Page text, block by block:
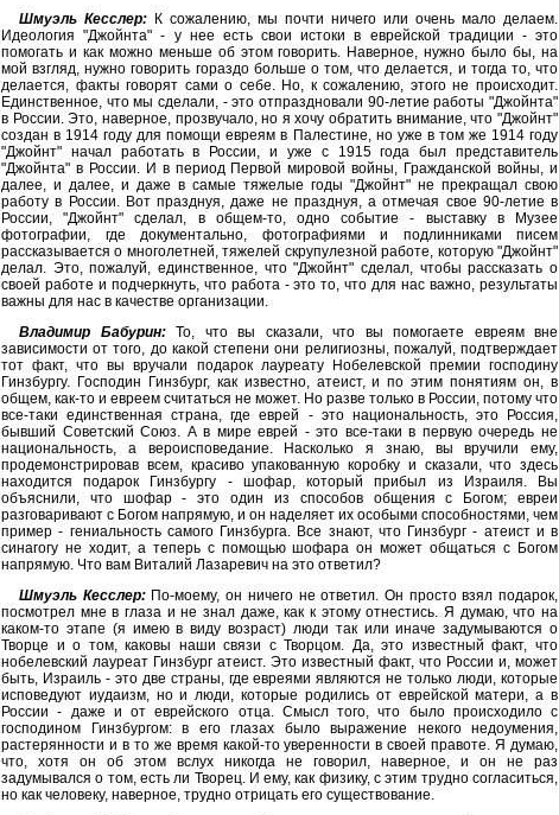
Шмуэль Кесслер: К сожалению, мы почти ничего или очень мало делаем.
Идеология "Джойнта" - у нее есть свои истоки в еврейской традиции - это
помогать и как можно меньше об этом говорить. Наверное, нужно было бы, на
мой взгляд, нужно говорить гораздо больше о том, что делается, и тогда то, что
делается, факты говорят сами о себе. Но, к сожалению, этого не происходит.
Единственное, что мы сделали, - это отпраздновали 90-летие работы "Джойнта"
в России. Это, наверное, прозвучало, но я хочу обратить внимание, что "Джойнт"
создан в 1914 году для помощи евреям в Палестине, но уже в том же 1914 году
"Джойнт" начал работать в России, и уже с 1915 года был представитель
"Джойнта" в России. И в период Первой мировой войны, Гражданской войны, и
далее, и далее, и даже в самые тяжелые годы "Джойнт" не прекращал свою
работу в России. Вот празднуя, даже не празднуя, а отмечая свое 90-летие в
России, "Джойнт" сделал, в общем-то, одно событие - выставку в Музее
фотографии, где документально, фотографиями и подлинниками писем
рассказывается о многолетней, тяжелей скрупулезной работе, которую "Джойнт"
делал. Это, пожалуй, единственное, что "Джойнт" сделал, чтобы рассказать о
своей работе и подчеркнуть, что работа - это то, что для нас важно, результаты
важны для нас в качестве организации.
Владимир Бабурин:То, что вы сказали, что вы помогаете евреям вне
зависимости от того, до какой степени они религиозны, пожалуй, подтверждает
тот факт, что вы вручали подарок лауреату Нобелевской премии господину
Гинзбургу. Господин Гинзбург, как известно, атеист, и по этим понятиям он, в
общем, как-то и евреем считаться не может. Но разве только в России, потому что
все-таки единственная страна, где еврей - это национальность, это Россия,
бывший Советский Союз. А в мире еврей - это все-таки в первую очередь не
национальность, а вероисповедание. Насколько я знаю, вы вручили ему,
продемонстрировав всем, красиво упакованную коробку и сказали, что здесь
находится подарок Гинзбургу - шофар, который прибыл из Израиля. Вы
объяснили, что шофар - это один из способов общения с Богом; евреи
разговаривают с Богом напрямую, и он наделяет их особыми способностями, чем
пример - гениальность самого Гинзбурга. Все знают, что Гинзбург - атеист и в
синагогу не ходит, а теперь с помощью шофара он может общаться с Богом
напрямую. Что вам Виталий Лазаревич на это ответил?
Шмуэль Кесслер:По-моему, он ничего не ответил. Он просто взял подарок,
посмотрел мне в глаза и не знал даже, как к этому отнестись. Я думаю, что на
каком-то этапе (я имею в виду возраст) люди так или иначе задумываются о
Творце и о том, каковы наши связи с Творцом. Да, это известный факт, что
нобелевский лауреат Гинзбург атеист. Это известный факт, что России и, может
быть, Израиль - это две страны, где евреями являются не только люди, которые
исповедуют иудаизм, но и люди, которые родились от еврейской матери, а в
России - даже и от еврейского отца. Смысл того, что было происходило с
господином Гинзбургом: в его глазах было выражение некого недоумения,
растерянности и в то же время какой-то уверенности в своей правоте. Я думаю,
что, хотя он об этом вслух никогда не говорил, наверное, и он не раз
задумывался о том, есть ли Творец. И ему, как физику, с этим трудно согласиться,
но как человеку, наверное, трудно отрицать его существование.